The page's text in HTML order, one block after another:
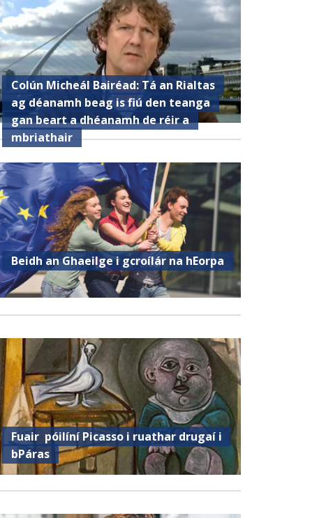
Colún Micheál Bairéad: Tá an Rialtas
ag déanamh beag is fiú den teanga
gan beart a dhéanamh de réir a
mbriathair
Beidh an Ghaeilge i gcroílár na hEorpa
Fuair ​​ póilíní Picasso i ruathar drugaí i
bPáras